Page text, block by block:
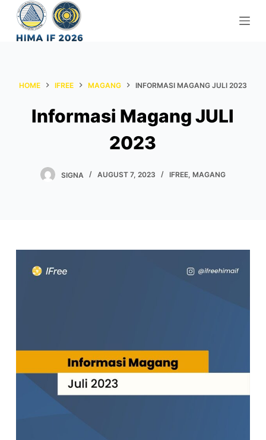
S
HOME IFREE MAGANG INFORMASI MAGANG JULI 2023
Informasi Magang JULI
2023
SIGNA AUGUST 7, 2023 IFREE, MAGANG